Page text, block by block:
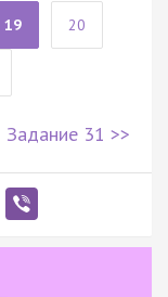
19 20
Задание 31 >>